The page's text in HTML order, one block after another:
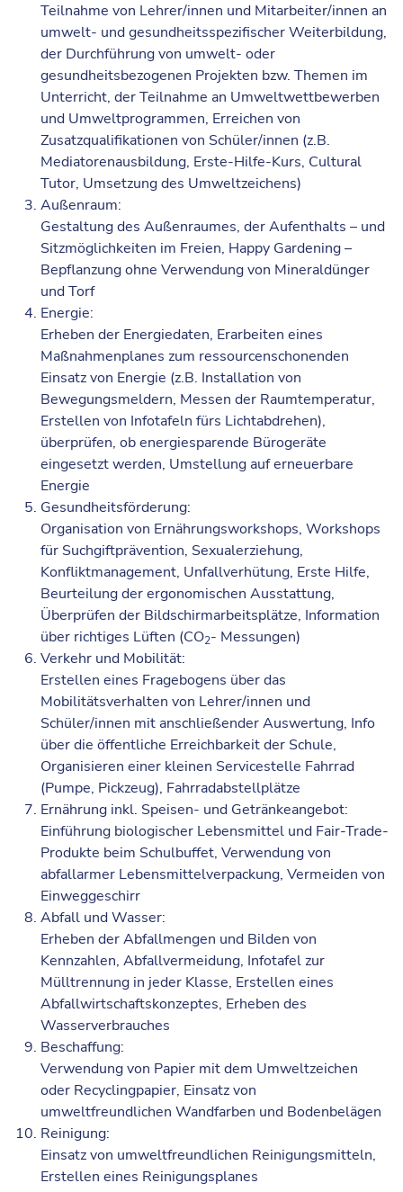
Teilnahme von Lehrer/innen und Mitarbeiter/innen an
umwelt- und gesundheitsspezifischer Weiterbildung,
der Durchführung von umwelt- oder
gesundheitsbezogenen Projekten bzw. Themen im
Unterricht, der Teilnahme an Umweltwettbewerben
und Umweltprogrammen, Erreichen von
Zusatzqualifikationen von Schüler/innen (z.B.
Mediatorenausbildung, Erste-Hilfe-Kurs, Cultural
Tutor, Umsetzung des Umweltzeichens)
Außenraum:
Gestaltung des Außenraumes, der Aufenthalts – und
Sitzmöglichkeiten im Freien, Happy Gardening –
Bepflanzung ohne Verwendung von Mineraldünger
und Torf
Energie:
Erheben der Energiedaten, Erarbeiten eines
Maßnahmenplanes zum ressourcenschonenden
Einsatz von Energie (z.B. Installation von
Bewegungsmeldern, Messen der Raumtemperatur,
Erstellen von Infotafeln fürs Lichtabdrehen),
überprüfen, ob energiesparende Bürogeräte
eingesetzt werden, Umstellung auf erneuerbare
Energie
Gesundheitsförderung:
Organisation von Ernährungsworkshops, Workshops
für Suchgiftprävention, Sexualerziehung,
Konfliktmanagement, Unfallverhütung, Erste Hilfe,
Beurteilung der ergonomischen Ausstattung,
Überprüfen der Bildschirmarbeitsplätze, Information
über richtiges Lüften (CO2- Messungen)
Verkehr und Mobilität:
Erstellen eines Fragebogens über das
Mobilitätsverhalten von Lehrer/innen und
Schüler/innen mit anschließender Auswertung, Info
über die öffentliche Erreichbarkeit der Schule,
Organisieren einer kleinen Servicestelle Fahrrad
(Pumpe, Pickzeug), Fahrradabstellplätze
Ernährung inkl. Speisen- und Getränkeangebot:
Einführung biologischer Lebensmittel und Fair-Trade-
Produkte beim Schulbuffet, Verwendung von
abfallarmer Lebensmittelverpackung, Vermeiden von
Einweggeschirr
Abfall und Wasser:
Erheben der Abfallmengen und Bilden von
Kennzahlen, Abfallvermeidung, Infotafel zur
Mülltrennung in jeder Klasse, Erstellen eines
Abfallwirtschaftskonzeptes, Erheben des
Wasserverbrauches
Beschaffung:
Verwendung von Papier mit dem Umweltzeichen
oder Recyclingpapier, Einsatz von
umweltfreundlichen Wandfarben und Bodenbelägen
Reinigung:
Einsatz von umweltfreundlichen Reinigungsmitteln,
Erstellen eines Reinigungsplanes